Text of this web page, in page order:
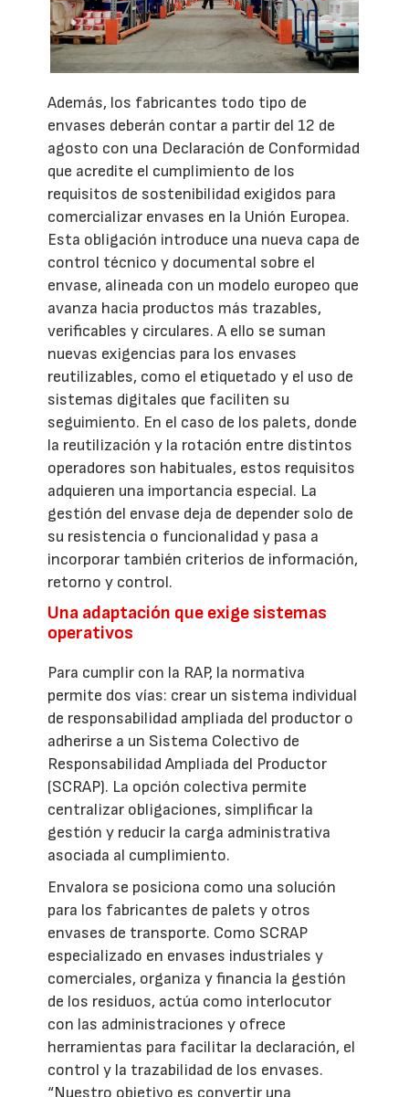
Además, los fabricantes todo tipo de
envases deberán contar a partir del 12 de
agosto con una Declaración de Conformidad
que acredite el cumplimiento de los
requisitos de sostenibilidad exigidos para
comercializar envases en la Unión Europea.
Esta obligación introduce una nueva capa de
control técnico y documental sobre el
envase, alineada con un modelo europeo que
avanza hacia productos más trazables,
verificables y circulares. A ello se suman
nuevas exigencias para los envases
reutilizables, como el etiquetado y el uso de
sistemas digitales que faciliten su
seguimiento. En el caso de los palets, donde
la reutilización y la rotación entre distintos
operadores son habituales, estos requisitos
adquieren una importancia especial. La
gestión del envase deja de depender solo de
su resistencia o funcionalidad y pasa a
incorporar también criterios de información,
retorno y control.
Una adaptación que exige sistemas
operativos
Para cumplir con la RAP, la normativa
permite dos vías: crear un sistema individual
de responsabilidad ampliada del productor o
adherirse a un Sistema Colectivo de
Responsabilidad Ampliada del Productor
(SCRAP). La opción colectiva permite
centralizar obligaciones, simplificar la
gestión y reducir la carga administrativa
asociada al cumplimiento.
Envalora se posiciona como una solución
para los fabricantes de palets y otros
envases de transporte. Como SCRAP
especializado en envases industriales y
comerciales, organiza y financia la gestión
de los residuos, actúa como interlocutor
con las administraciones y ofrece
herramientas para facilitar la declaración, el
control y la trazabilidad de los envases.
“Nuestro objetivo es convertir una